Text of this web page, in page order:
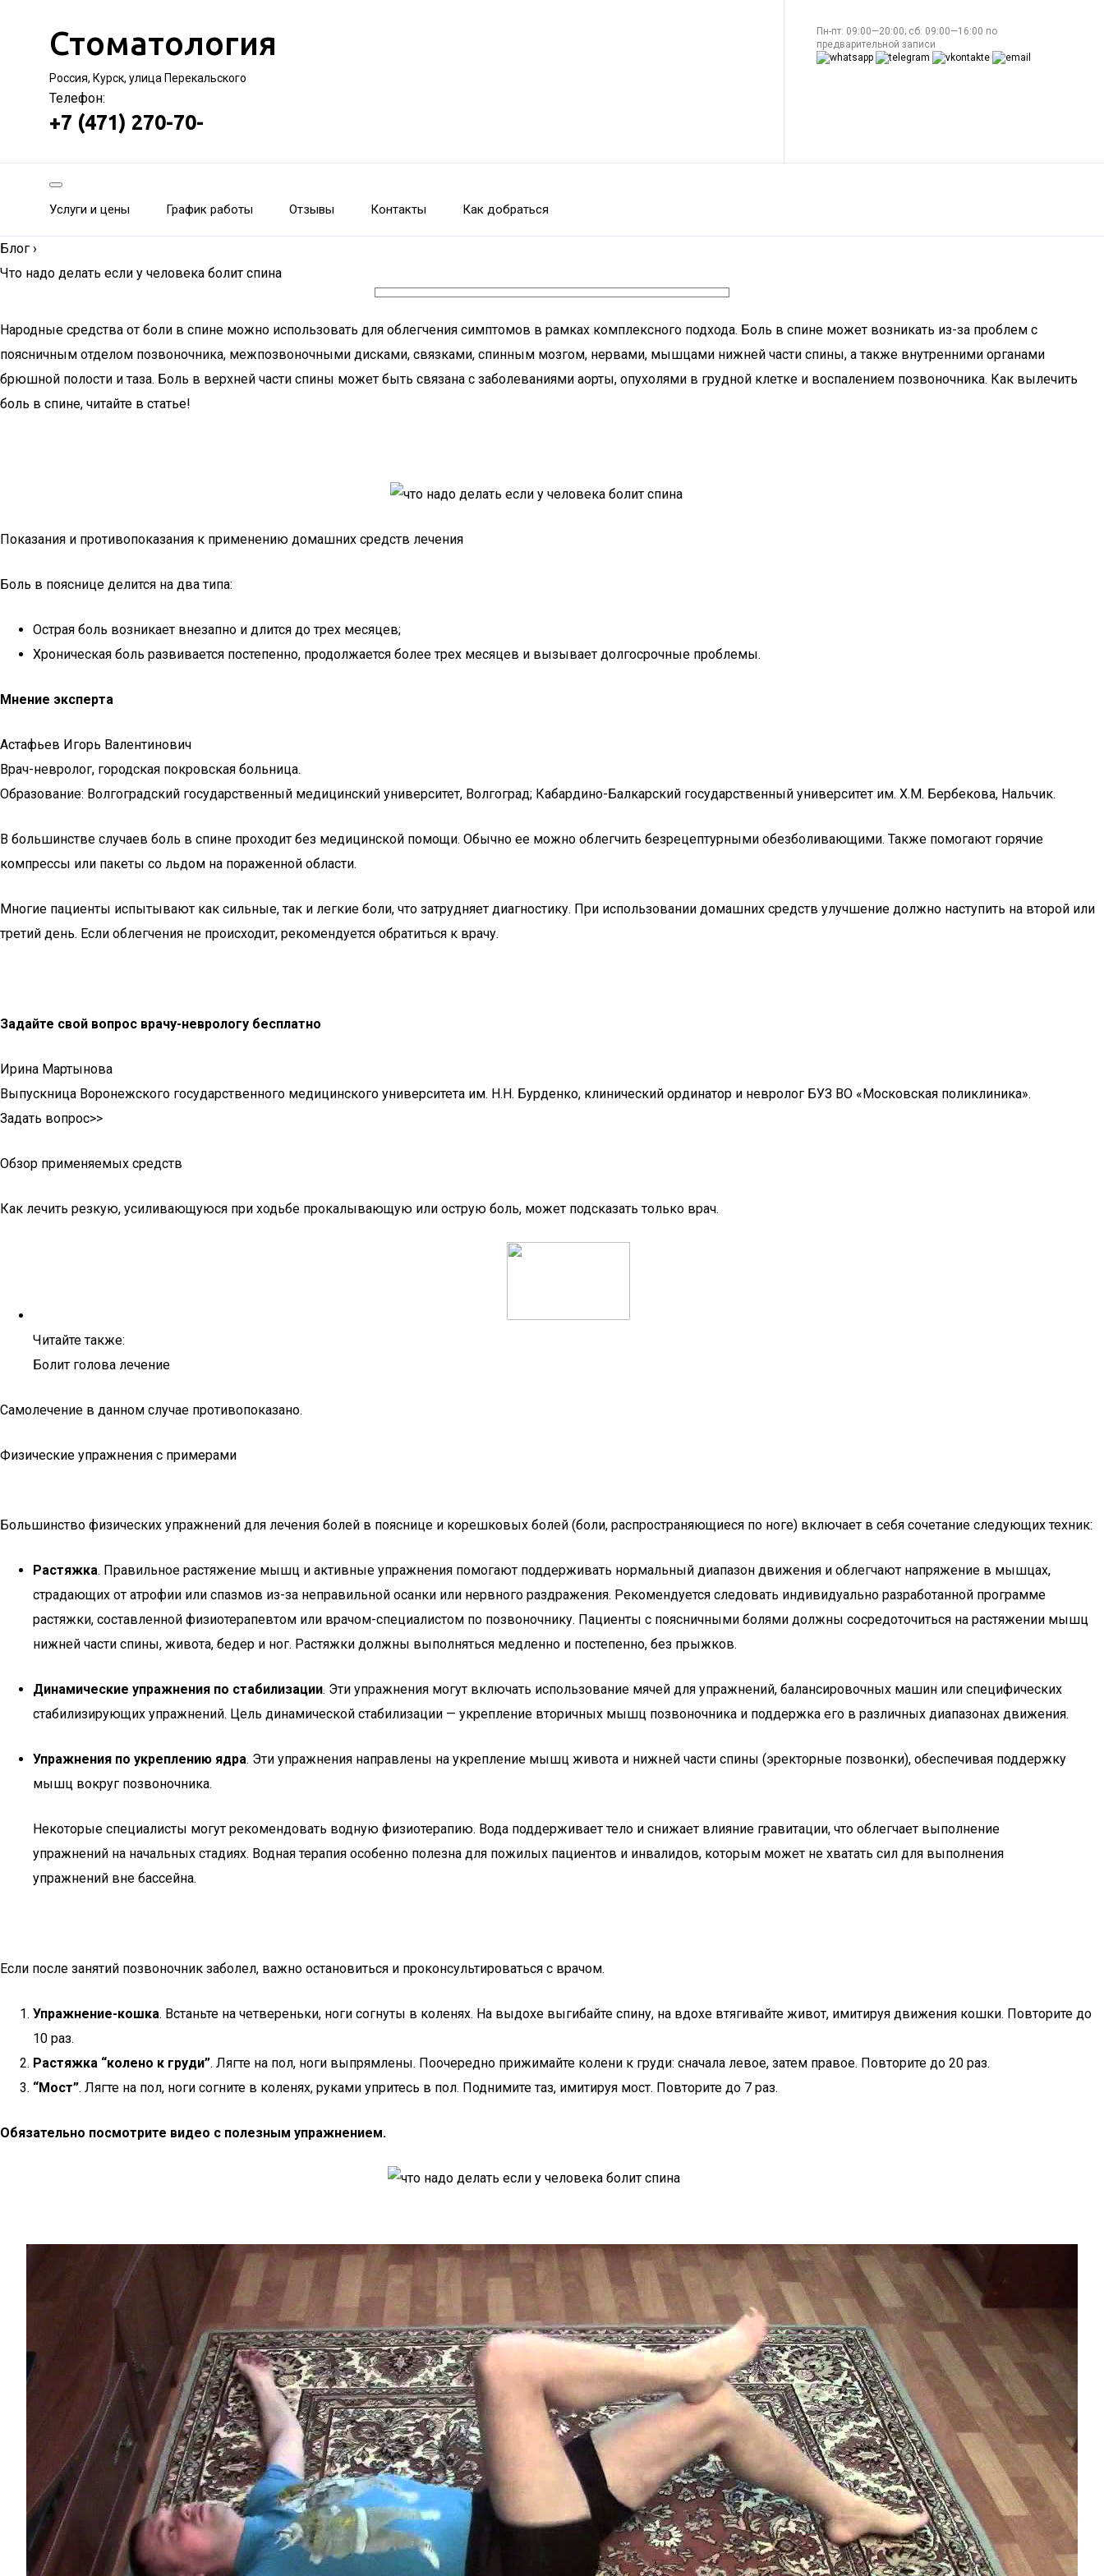
Стоматология
Россия, Курск, улица Перекальского
Телефон:
+7 (471) 270-70-
Пн-пт: 09:00—20:00; сб: 09:00—16:00 по
предварительной записи
Услуги и цены График работы Отзывы Контакты Как добраться
Блог ›
Что надо делать если у человека болит спина
Народные средства от боли в спине можно использовать для облегчения симптомов в рамках комплексного подхода. Боль в спине может возникать из-за проблем с
поясничным отделом позвоночника, межпозвоночными дисками, связками, спинным мозгом, нервами, мышцами нижней части спины, а также внутренними органами
брюшной полости и таза. Боль в верхней части спины может быть связана с заболеваниями аорты, опухолями в грудной клетке и воспалением позвоночника. Как вылечить
боль в спине, читайте в статье!
Показания и противопоказания к применению домашних средств лечения
Боль в пояснице делится на два типа:
Острая боль возникает внезапно и длится до трех месяцев;
Хроническая боль развивается постепенно, продолжается более трех месяцев и вызывает долгосрочные проблемы.
Мнение эксперта
Астафьев Игорь Валентинович
Врач-невролог, городская покровская больница.
Образование: Волгоградский государственный медицинский университет, Волгоград; Кабардино-Балкарский государственный университет им. Х.М. Бербекова, Нальчик.
В большинстве случаев боль в спине проходит без медицинской помощи. Обычно ее можно облегчить безрецептурными обезболивающими. Также помогают горячие
компрессы или пакеты со льдом на пораженной области.
Многие пациенты испытывают как сильные, так и легкие боли, что затрудняет диагностику. При использовании домашних средств улучшение должно наступить на второй или
третий день. Если облегчения не происходит, рекомендуется обратиться к врачу.
Задайте свой вопрос врачу-неврологу бесплатно
Ирина Мартынова
Выпускница Воронежского государственного медицинского университета им. Н.Н. Бурденко, клинический ординатор и невролог БУЗ ВО «Московская поликлиника».
Задать вопрос>>
Обзор применяемых средств
Как лечить резкую, усиливающуюся при ходьбе прокалывающую или острую боль, может подсказать только врач.
Читайте также:
Болит голова лечение
Самолечение в данном случае противопоказано.
Физические упражнения с примерами
Большинство физических упражнений для лечения болей в пояснице и корешковых болей (боли, распространяющиеся по ноге) включает в себя сочетание следующих техник:
Растяжка. Правильное растяжение мышц и активные упражнения помогают поддерживать нормальный диапазон движения и облегчают напряжение в мышцах,
страдающих от атрофии или спазмов из-за неправильной осанки или нервного раздражения. Рекомендуется следовать индивидуально разработанной программе
растяжки, составленной физиотерапевтом или врачом-специалистом по позвоночнику. Пациенты с поясничными болями должны сосредоточиться на растяжении мышц
нижней части спины, живота, бедер и ног. Растяжки должны выполняться медленно и постепенно, без прыжков.
Динамические упражнения по стабилизации. Эти упражнения могут включать использование мячей для упражнений, балансировочных машин или специфических
стабилизирующих упражнений. Цель динамической стабилизации — укрепление вторичных мышц позвоночника и поддержка его в различных диапазонах движения.
Упражнения по укреплению ядра. Эти упражнения направлены на укрепление мышц живота и нижней части спины (эректорные позвонки), обеспечивая поддержку
мышц вокруг позвоночника.
Некоторые специалисты могут рекомендовать водную физиотерапию. Вода поддерживает тело и снижает влияние гравитации, что облегчает выполнение
упражнений на начальных стадиях. Водная терапия особенно полезна для пожилых пациентов и инвалидов, которым может не хватать сил для выполнения
упражнений вне бассейна.
Если после занятий позвоночник заболел, важно остановиться и проконсультироваться с врачом.
Упражнение-кошка. Встаньте на четвереньки, ноги согнуты в коленях. На выдохе выгибайте спину, на вдохе втягивайте живот, имитируя движения кошки. Повторите до
10 раз.
Растяжка “колено к груди”. Лягте на пол, ноги выпрямлены. Поочередно прижимайте колени к груди: сначала левое, затем правое. Повторите до 20 раз.
“Мост”. Лягте на пол, ноги согните в коленях, руками упритесь в пол. Поднимите таз, имитируя мост. Повторите до 7 раз.
Обязательно посмотрите видео с полезным упражнением.